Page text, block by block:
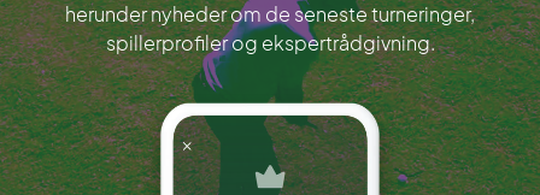
herunder nyheder om de seneste turneringer,
spillerprofiler og ekspertrådgivning.